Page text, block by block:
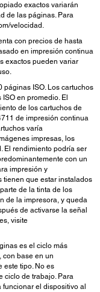
exactos variarán
de las páginas. Para
velocidad.
con precios de hasta
en impresión continua
exactos pueden variar
páginas ISO. Los cartuchos
en promedio. El
de los cartuchos de
de impresión continua
varía
impresas, los
El rendimiento podría ser
con un
impresión y
tienen que estar instalados
de la tinta de los
de la impresora, y queda
de activarse la señal
visite
es el ciclo más
con base en un
este tipo. No es
ciclo de trabajo. Para
el dispositivo al